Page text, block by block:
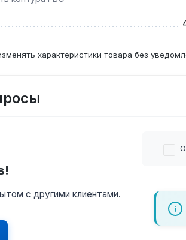
характеристики товара без
с другими клиентами.